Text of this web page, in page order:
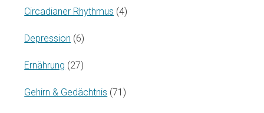
Circadianer Rhythmus (4)
Depression (6)
Ernährung (27)
Gehirn & Gedächtnis (71)